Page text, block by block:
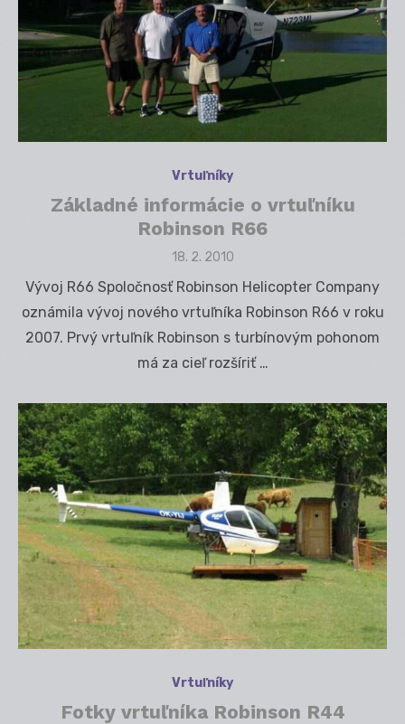
Vrtuľníky
Základné informácie o vrtuľníku
Robinson R66
Posted
18. 2. 2010
Vývoj R66 Spoločnosť Robinson Helicopter Company
oznámila vývoj nového vrtuľníka Robinson R66 v roku
2007. Prvý vrtuľník Robinson s turbínovým pohonom
má za cieľ rozšíriť …
Vrtuľníky
Fotky vrtuľníka Robinson R44